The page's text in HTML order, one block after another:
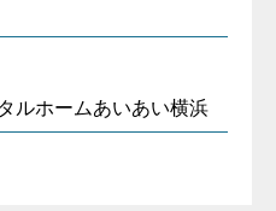
ルホームあいあい横浜